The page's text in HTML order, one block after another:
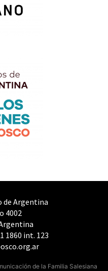
de Argentina
4002
1860 int. 123
de la Familia Salesiana